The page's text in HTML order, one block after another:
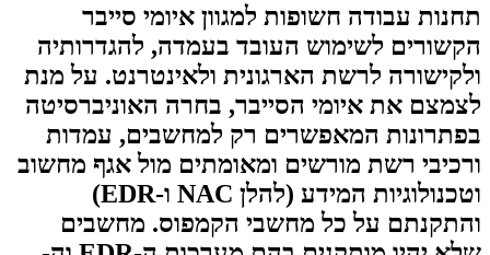
תחנות עבודה חשופות למגוון איומי סייבר
הקשורים לשימוש העובד בעמדה, להגדרותיה
ולקישורה לרשת הארגונית ולאינטרנט. על מנת
לצמצם את איומי הסייבר, בחרה האוניברסיטה
בפתרונות המאפשרים רק למחשבים, עמדות
ורכיבי רשת מורשים ומאומתים מול אגף מחשוב
וטכנולוגיות המידע (להלן NAC ו-EDR)
והתקנתם על כל מחשבי הקמפוס. מחשבים